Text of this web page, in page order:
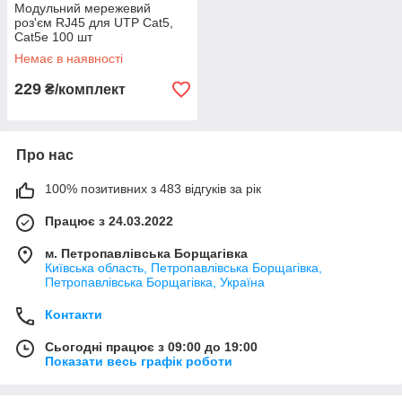
Модульний мережевий
роз'єм RJ45 для UTP Cat5,
Cat5e 100 шт
Немає в наявності
229 ₴/комплект
Про нас
100% позитивних з 483 відгуків за рік
Працює з 24.03.2022
м. Петропавлівська Борщагівка
Київська область, Петропавлівська Борщагівка,
Петропавлівська Борщагівка, Україна
Контакти
Сьогодні працює з 09:00 до 19:00
Показати весь графік роботи